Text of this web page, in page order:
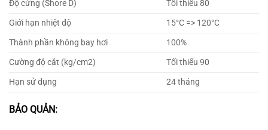
Độ cứng (Shore D)
Tối thiểu 80
Giới hạn nhiệt độ
15°C => 120°C
Thành phần không bay hơi
100%
Cường độ cắt (kg/cm2)
Tối thiểu 90
Hạn sử dụng
24 tháng
BẢO QUẢN: